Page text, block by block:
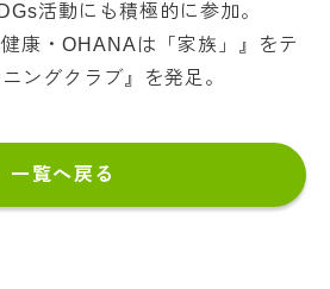
活動にも積極的に参加。
康・OHANAは「家族」』をテ
ングクラブ』を発足。
一覧へ戻る